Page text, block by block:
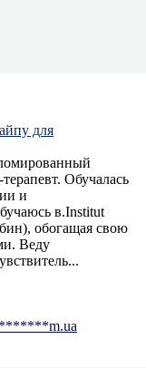
для
Обучалась
и
в.Institut
обогащая свою
Веду